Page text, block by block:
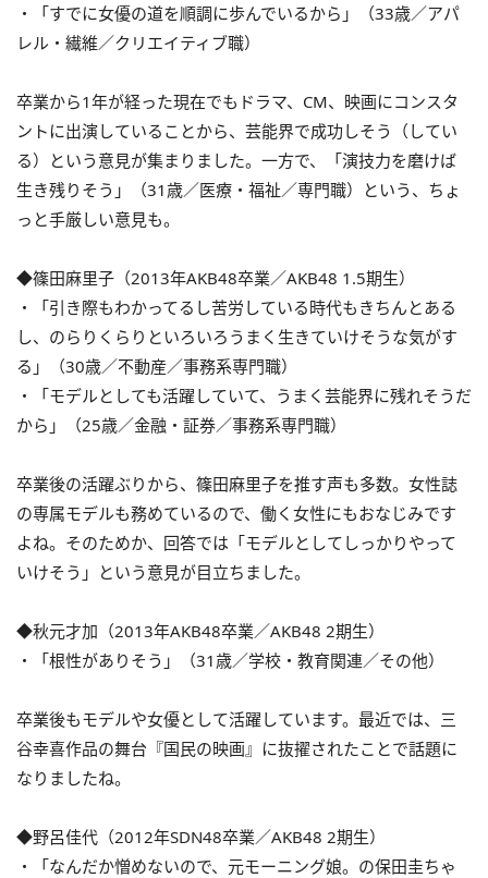
・「すでに女優の道を順調に歩んでいるから」（33歳／アパ
レル・繊維／クリエイティブ職）
卒業から1年が経った現在でもドラマ、CM、映画にコンスタ
ントに出演していることから、芸能界で成功しそう（してい
る）という意見が集まりました。一方で、「演技力を磨けば
生き残りそう」（31歳／医療・福祉／専門職）という、ちょ
っと手厳しい意見も。
◆篠田麻里子（2013年AKB48卒業／AKB48 1.5期生）
・「引き際もわかってるし苦労している時代もきちんとある
し、のらりくらりといろいろうまく生きていけそうな気がす
る」（30歳／不動産／事務系専門職）
・「モデルとしても活躍していて、うまく芸能界に残れそうだ
から」（25歳／金融・証券／事務系専門職）
卒業後の活躍ぶりから、篠田麻里子を推す声も多数。女性誌
の専属モデルも務めているので、働く女性にもおなじみです
よね。そのためか、回答では「モデルとしてしっかりやって
いけそう」という意見が目立ちました。
◆秋元才加（2013年AKB48卒業／AKB48 2期生）
・「根性がありそう」（31歳／学校・教育関連／その他）
卒業後もモデルや女優として活躍しています。最近では、三
谷幸喜作品の舞台『国民の映画』に抜擢されたことで話題に
なりましたね。
◆野呂佳代（2012年SDN48卒業／AKB48 2期生）
・「なんだか憎めないので、元モーニング娘。の保田圭ちゃ